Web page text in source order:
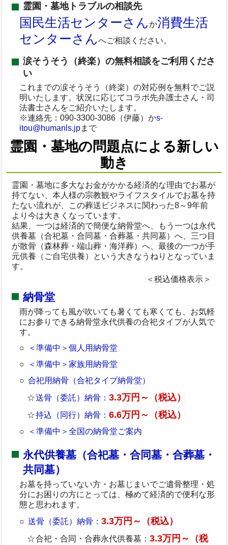
霊園・墓地トラブルの相談先
国民生活センターさんか消費生活
センターさんへご相談ください。
涙そうそう（終楽）の無料相談をご利用くださ
い
これまでの涙そうそう（終楽）の対応例を無料でご説
明いたします。状況に応じてコラボ先弁護士さん・司
法書士さんをご紹介いたします。
※連絡先：090-3300-3086（伊藤）かs-
itou@humanls.jpまで
霊園・墓地の問題点による新しい
動き
霊園・墓地に多大なお金がかかる経済的な理由でお墓が
持てない、本人様の宗教観やライフスタイルでお墓を持
たない流れが、この葬送ビジネスに関わった8～9年前
より今は大きくなっています。
結果、一つは経済的で簡便な納骨堂へ、もう一つは永代
供養墓（合祀墓・合同墓・合葬墓・共同墓）へ、三つ目
が散骨（森林葬・端山葬・海洋葬）へ、最後の一つが手
元供養（ご自宅供養）という大きなうねりとなっていま
す。
＜税込価格表示＞
納骨堂
雨が降っても風が吹いても暑くても寒くても、お気軽
にお参りできる納骨堂永代供養の合祀タイプが人気で
す。
＜準備中＞個人用納骨堂
＜準備中＞家族用納骨堂
合祀用納骨（合祀タイプ納骨堂）
送骨（委託）納骨：3.3万円～（税込）
持込（同行）納骨：6.6万円～（税込）
＜準備中＞全国の納骨堂ご案内
永代供養墓（合祀墓・合同墓・合葬墓・
共同墓）
お墓を持っていない方・お墓じまいでご遺骨整理・処
分にお困りの方にとっては、極めて経済的で便利な形
態と思われます。
送骨（委託）納骨：3.3万円～（税込）
合祀・合同・合葬永代供養墓：3.3万円～（税